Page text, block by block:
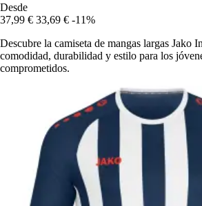
Desde
37,99 € 33,69 € -11%
Descubre la camiseta de mangas largas Jako
comodidad, durabilidad y estilo para los
comprometidos.